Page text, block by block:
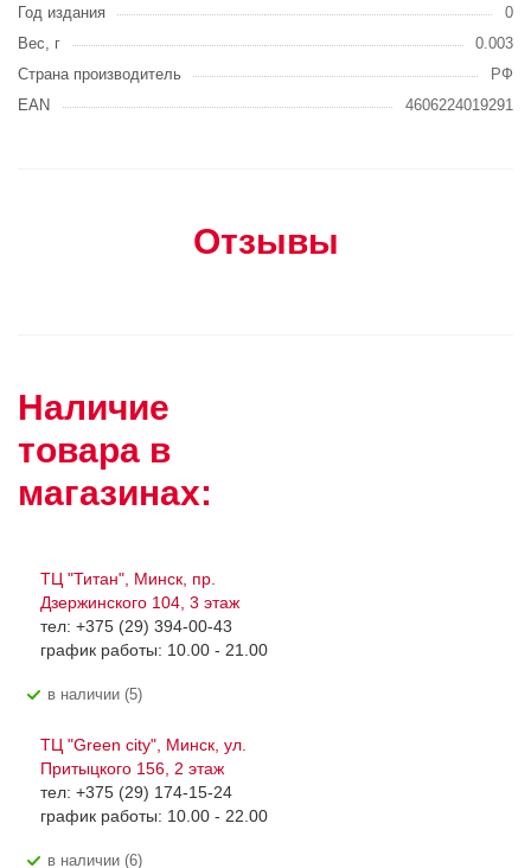
Год издания
0
Вес, г
0.003
Страна производитель
РФ
EAN
4606224019291
Отзывы
Наличие
товара в
магазинах:
ТЦ "Титан", Минск, пр.
Дзержинского 104, 3 этаж
тел: +375 (29) 394-00-43
график работы: 10.00 - 21.00
В наличии (5)
ТЦ "Green city", Минск, ул.
Притыцкого 156, 2 этаж
тел: +375 (29) 174-15-24
график работы: 10.00 - 22.00
В наличии (6)